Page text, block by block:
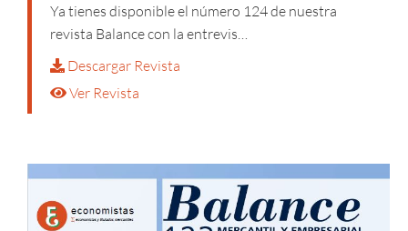
Ya tienes disponible el número 124 de nuestra
revista Balance con la entrevis…
Descargar Revista
Ver Revista